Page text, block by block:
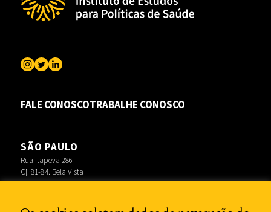
FALE CONOSCOTRABALHE CONOSCO
SÃO PAULO
Rua Itapeva 286
Cj. 81-84. Bela Vista
RIO DE JANEIRO